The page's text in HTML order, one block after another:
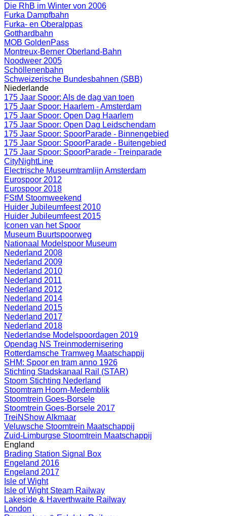
Die RhB im Winter von 2006
Furka Dampfbahn
Furka- en Oberalppas
Gotthardbahn
MOB GoldenPass
Montreux-Berner Oberland-Bahn
Noodweer 2005
Schöllenenbahn
Schweizerische Bundesbahnen (SBB)
Niederlande
175 Jaar Spoor: Als de dag van toen
175 Jaar Spoor: Haarlem - Amsterdam
175 Jaar Spoor: Open Dag Haarlem
175 Jaar Spoor: Open Dag Leidschendam
175 Jaar Spoor: SpoorParade - Binnengebied
175 Jaar Spoor: SpoorParade - Buitengebied
175 Jaar Spoor: SpoorParade - Treinparade
CityNightLine
Electrische Museumtramlijn Amsterdam
Eurospoor 2012
Eurospoor 2018
FStM Stoomweekend
Huider Jubileumfeest 2010
Huider Jubileumfeest 2015
Iconen van het Spoor
Museum Buurtspoorweg
Nationaal Modelspoor Museum
Nederland 2008
Nederland 2009
Nederland 2010
Nederland 2011
Nederland 2012
Nederland 2014
Nederland 2015
Nederland 2017
Nederland 2018
Nederlandse Modelspoordagen 2019
Opendag NS Treinmodernisering
Rotterdamsche Tramweg Maatschappij
SHM: Spoor en tram anno 1926
Stichting Stadskanaal Rail (STAR)
Stoom Stichting Nederland
Stoomtram Hoorn-Medemblik
Stoomtrein Goes-Borsele
Stoomtrein Goes-Borsele 2017
TreiNShow Alkmaar
Veluwsche Stoomtrein Maatschappij
Zuid-Limburgse Stoomtrein Maatschappij
England
Brading Station Signal Box
Engeland 2016
Engeland 2017
Isle of Wight
Isle of Wight Steam Railway
Lakeside & Haverthwaite Railway
London